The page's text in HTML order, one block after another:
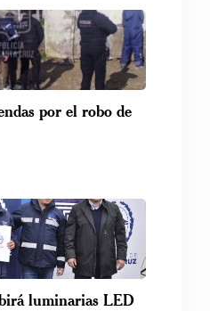
por el robo de
luminarias LED